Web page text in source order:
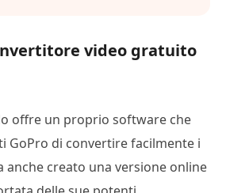
video gratuito
offre un proprio software che
GoPro di convertire facilmente i
anche creato una versione online